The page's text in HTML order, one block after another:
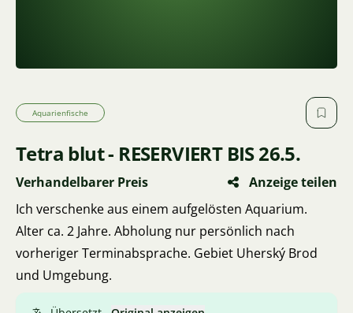
Aquarienfische
Tetra blut - RESERVIERT BIS 26.5.
Verhandelbarer Preis
Anzeige teilen
Ich verschenke aus einem aufgelösten Aquarium.
Alter ca. 2 Jahre. Abholung nur persönlich nach
vorheriger Terminabsprache. Gebiet Uherský Brod
und Umgebung.